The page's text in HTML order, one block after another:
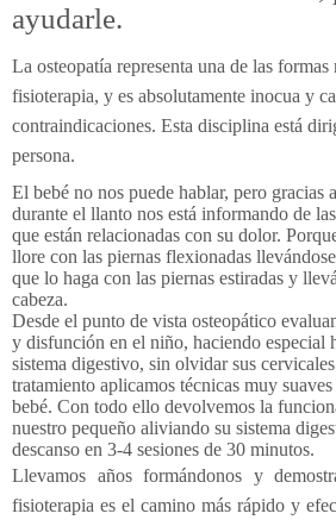
ayudarle.
La osteopatía representa una de las formas
fisioterapia, y es absolutamente inocua y
contraindicaciones. Esta disciplina está
persona.
El bebé no nos puede hablar, pero gracias
durante el llanto nos está informando de
que están relacionadas con su dolor.
llore con las piernas flexionadas
que lo haga con las piernas estiradas y
cabeza.
Desde el punto de vista osteopático
y disfunción en el niño, haciendo especial
sistema digestivo, sin olvidar sus
tratamiento aplicamos técnicas muy
bebé. Con todo ello devolvemos la
nuestro pequeño aliviando su sistema
descanso en 3-4 sesiones de 30 minutos.
Llevamos años formándonos y
fisioterapia es el camino más rápido y